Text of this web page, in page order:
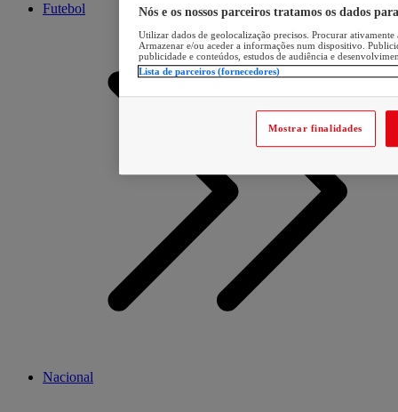
Futebol
Nacional
Nós e os nossos parceiros tratamos os dados
Utilizar dados de geolocalização precisos. Procurar
Armazenar e/ou aceder a informações num dispositivo.
publicidade e conteúdos, estudos de audiência e
Lista de parceiros (fornecedores)
Mostrar finalidades